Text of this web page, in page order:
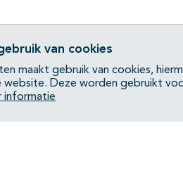
van cookies
maakt gebruik van cookies,
website. Deze worden gebruikt
informatie